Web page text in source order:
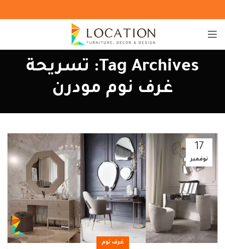
Tag Archives: تسريحة
غرف نوم مودرن
17
نوفمبر
غرف نوم